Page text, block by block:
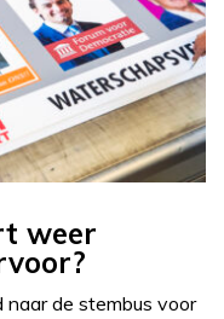
weer
de stembus voor